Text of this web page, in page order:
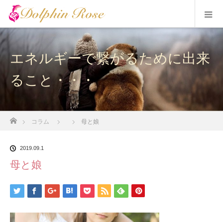
エネルギーで繋がるために出来
ること・・・
コラム 母と娘
2019.09.1
母と娘